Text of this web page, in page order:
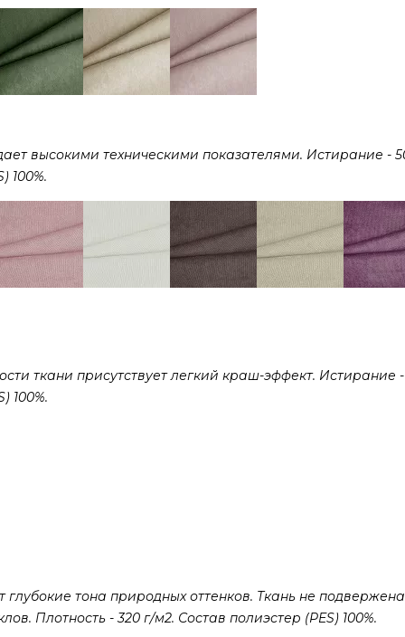
высокими техническими показателями. Истирание -
100%.
ткани присутствует легкий краш-эффект. Истирание
100%.
тона природных оттенков. Ткань не подвержена
Плотность - 320 г/м2. Состав полиэстер (PES) 100%.